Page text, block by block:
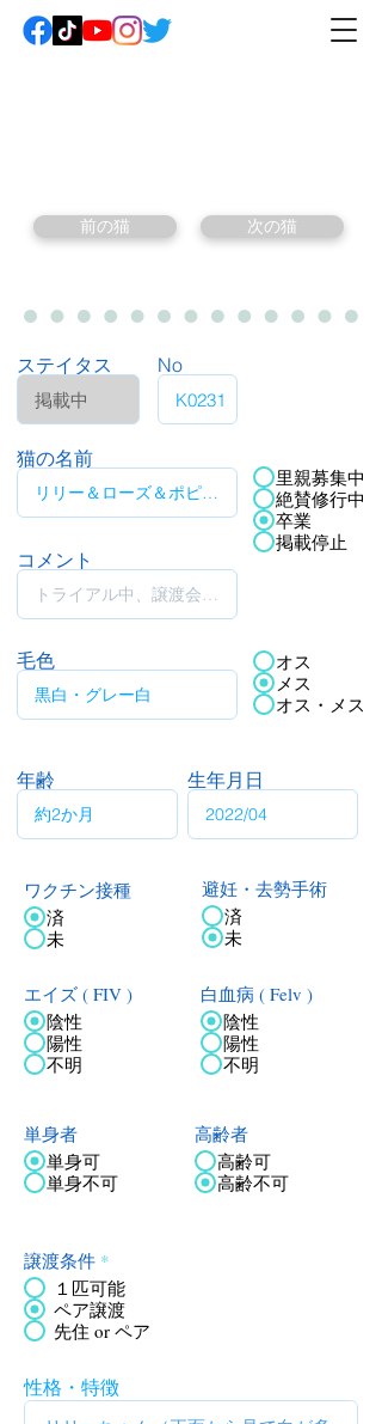
前の猫 次の猫
ステイタス No
猫の名前
コメント
里親募集中
絶賛修行中
卒業
掲載停止
毛色
オス
メス
オス・メス
年齢 生年月日
ワクチン接種
済
未
エイズ ( FIV )
陰性
陽性
不明
避妊・去勢手術
済
未
白血病 ( Felv )
陰性
陽性
不明
単身者
単身可
単身不可
高齢者
高齢可
高齢不可
譲渡条件 *
１匹可能
ペア譲渡
先住 or ペア
性格・特徴